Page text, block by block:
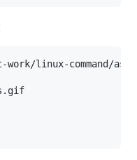
work/linux-command/